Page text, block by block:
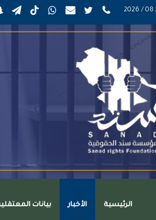
TikTokواتساب mail تويتر
عربي
phone
الرئيسية الأخبار بيانات